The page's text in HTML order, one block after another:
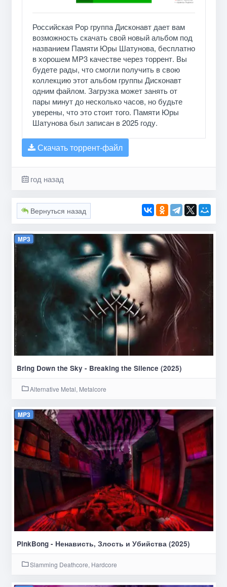
Российская Pop группа Дисконавт дает вам
возможность скачать свой новый альбом под
названием Памяти Юры Шатунова, бесплатно
в хорошем MP3 качестве через торрент. Вы
будете рады, что смогли получить в свою
коллекцию этот альбом группы Дисконавт
одним файлом. Загрузка может занять от
пары минут до несколько часов, но будьте
уверены, что это стоит того. Памяти Юры
Шатунова был записан в 2025 году.
Скачать торрент-файл
год назад
Вернуться назад
MP3
Bring Down the Sky - Breaking the Silence (2025)
Alternative Metal, Metalcore
MP3
PinkBong - Ненависть, Злость и Убийства (2025)
Slamming Deathcore, Hardcore